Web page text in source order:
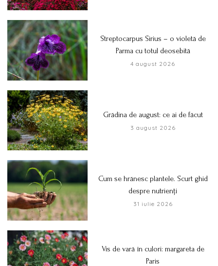
Streptocarpus Sirius – o violetă de
Parma cu totul deosebită
4 august 2026
Grădina de august: ce ai de făcut
3 august 2026
Cum se hrănesc plantele. Scurt ghid
despre nutrienți
31 iulie 2026
Vis de vară în culori: margareta de
Paris